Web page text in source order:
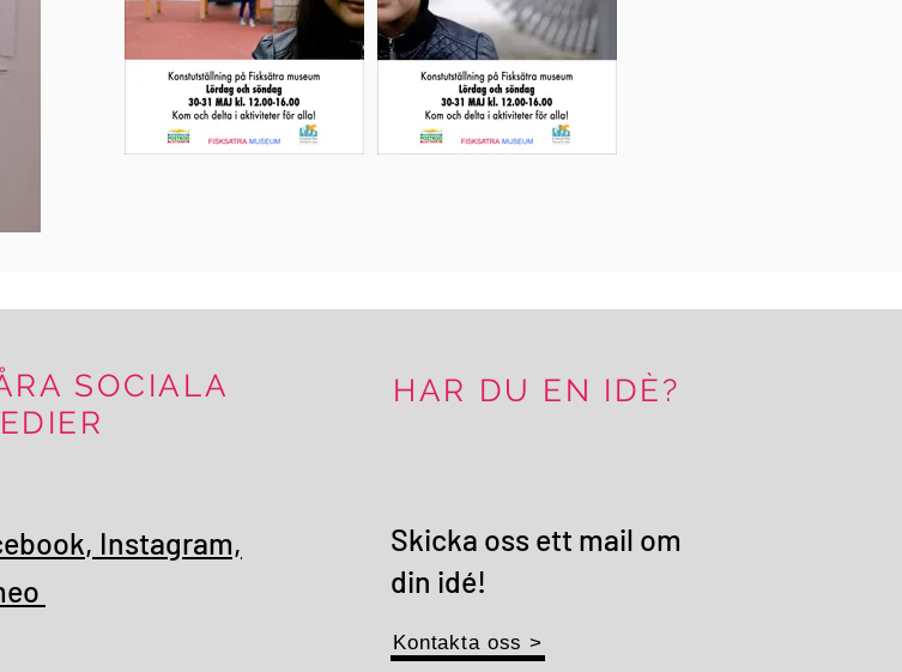
SOCIALA
HAR DU EN IDÈ?
, Instagram,
Skicka oss ett mail om
din idé!
Kontakta oss >